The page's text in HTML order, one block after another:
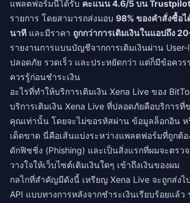
แพลตฟอร์มนี้ได้รับ คะแนน 4.6/5 บน Trustpilot
รายการ โดยสามารถส่งมอบ 98% ของคำสั่งซื้อไ
นาที และมีราคา ถูกกว่าการเติมเงินในแอปถึง
รายงานการแบนบัญชีจากการเติมเงินผ่าน
ปลอดภัย รวดเร็ว และประหยัดกว่า แต่ก็มีข้อคว
ควรรู้ก่อนชำระเงิน
อะไรที่ทำให้บริการเติมเงิน Xena Live ของ
บริการเติมเงิน Xena Live ที่ปลอดภัยคือบริการที่
คุณเท่านั้น โดยจะไม่ขอรหัสผ่าน ข้อมูลล็อกอิน
เด็ดขาด นี่คือเส้นแบ่งระหว่างแพลตฟอร์มที่ถูกต้
ดักฟิชชิ่ง (Phishing) และเป็นสิ่งแรกที่ผมจะตรว
วางใจให้เว็บไซต์เติมเงินใดๆ เข้าถึงเงินของผม
กลไกที่สำคัญมีดังนี้ เหรียญ Xena Live จะถูกส่ง
API แบบทางการหลังจากชำระเงินเรียบร้อยแล้ว